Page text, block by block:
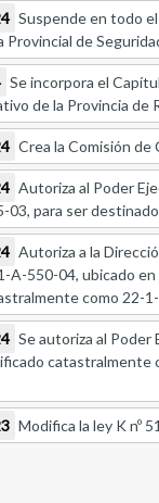
Suspende en todo
Provincial de
Se incorpora el
de la Provincia de
Crea la Comisión
Autoriza al Poder
para ser
Autoriza a la
550-04, ubicado en
como 22-
Se autoriza al Poder
Modifica la ley K nº